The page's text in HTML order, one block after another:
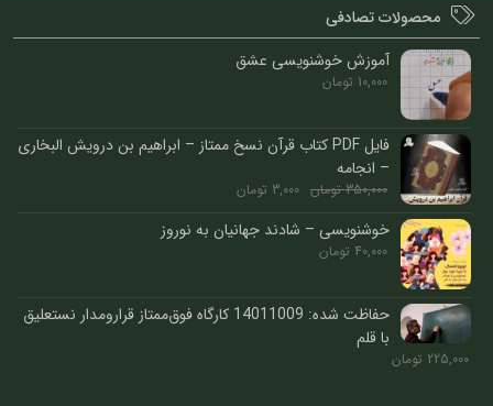
محصولات تصادفی
آموزش خوشنویسی عشق
10,000 تومان
فایل PDF کتاب قرآن نسخ ممتاز – ابراهیم بن درویش البخاری
– انجامه
350,000 تومان 3,000 تومان
خوشنویسی – شادند جهانیان به نوروز
40,000 تومان
حفاظت شده: 14011009 کارگاه فوق‌ممتاز قرارومدار نستعلیق
با قلم
225,000 تومان